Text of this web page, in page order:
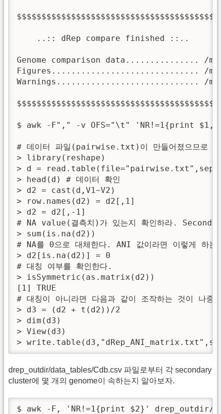
    ..:: dRep compare finished ::..
Genome comparison data............... /
Figures.............................. /media/
Warnings............................. /media/
$ awk -F"," -v OFS="\t" 'NR!=1{print $1,
# 데이터 파일(pairwise.txt)이 만들어졌으므로 R
> library(reshape)
> d =
> head(d) # 데이터 확인
> d2 = cast(d,V1~V2)
> row.names(d2) = d2[,1]
> d2 = d2[,-1]
# NA value(결측치)가 있는지 확인하라.
> sum(is.na(d2))
# NA를 0으로 대체한다. ANI 값이라면 이렇게 하
> d2[is.na(d2)] = 0
# 대칭 여부를 확인한다.
> isSymmetric(as.matrix(d2))
[1] TRUE
# 대칭이 아니라면 다음과 같이 조작하는 것이 나중
> d3 = (d2 + t(d2))/2
> dim(d3)
> View(d3)
>
drep_outdir/data_tables/Cdb.csv 파일로부터 각 secondary
cluster에 몇 개의 genome이 속하는지 알아보자.
$ awk -F, 'NR!=1{print $2}'